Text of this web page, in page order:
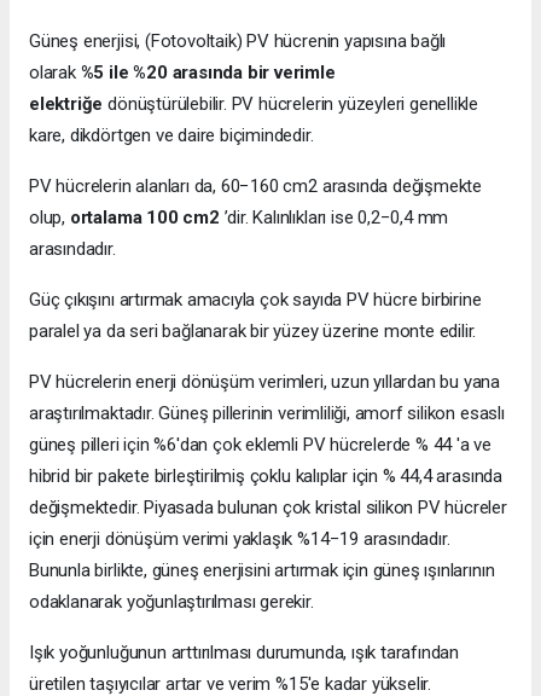
Güneş enerjisi, (Fotovoltaik) PV hücrenin yapısına bağlı
olarak %5 ile %20 arasında bir verimle
elektriğedönüştürülebilir. PV hücrelerin yüzeyleri genellikle
kare, dikdörtgen ve daire biçimindedir.
PV hücrelerin alanları da, 60−160 cm2 arasında değişmekte
olup, ortalama 100 cm2 ’dir. Kalınlıkları ise 0,2−0,4 mm
arasındadır.
Güç çıkışını artırmak amacıyla çok sayıda PV hücre birbirine
paralel ya da seri bağlanarak bir yüzey üzerine monte edilir.
PV hücrelerin enerji dönüşüm verimleri, uzun yıllardan bu yana
araştırılmaktadır. Güneş pillerinin verimliliği, amorf silikon esaslı
güneş pilleri için %6'dan çok eklemli PV hücrelerde % 44 'a ve
hibrid bir pakete birleştirilmiş çoklu kalıplar için % 44,4 arasında
değişmektedir. Piyasada bulunan çok kristal silikon PV hücreler
için enerji dönüşüm verimi yaklaşık %14−19 arasındadır.
Bununla birlikte, güneş enerjisini artırmak için güneş ışınlarının
odaklanarak yoğunlaştırılması gerekir.
Işık yoğunluğunun arttırılması durumunda, ışık tarafından
üretilen taşıyıcılar artar ve verim %15'e kadar yükselir.